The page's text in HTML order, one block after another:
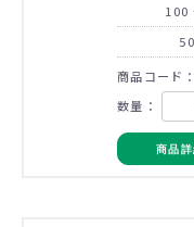
100
商品コード
数量：
商品